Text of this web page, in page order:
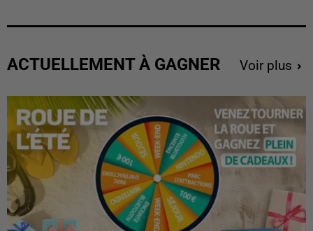
ACTUELLEMENT À GAGNER Voir plus